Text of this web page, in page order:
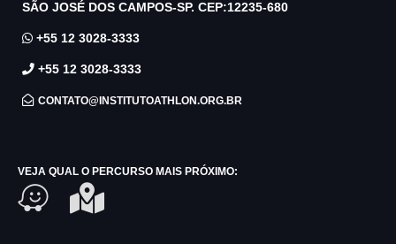
SÃO JOSÉ DOS CAMPOS-SP. CEP:12235-680
+55 12 3028-3333
+55 12 3028-3333
CONTATO@INSTITUTOATHLON.ORG.BR
VEJA QUAL O PERCURSO MAIS PRÓXIMO: